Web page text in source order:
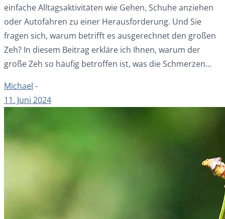
einfache Alltagsaktivitäten wie Gehen, Schuhe anziehen
oder Autofahren zu einer Herausforderung. Und Sie
fragen sich, warum betrifft es ausgerechnet den großen
Zeh? In diesem Beitrag erkläre ich Ihnen, warum der
große Zeh so häufig betroffen ist, was die Schmerzen…
Michael -
11. Juni 2024